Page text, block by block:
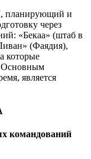
планирующий и
через
«Бекаа» (штаб в
(Фаядия),
которые
Основным
является
командований